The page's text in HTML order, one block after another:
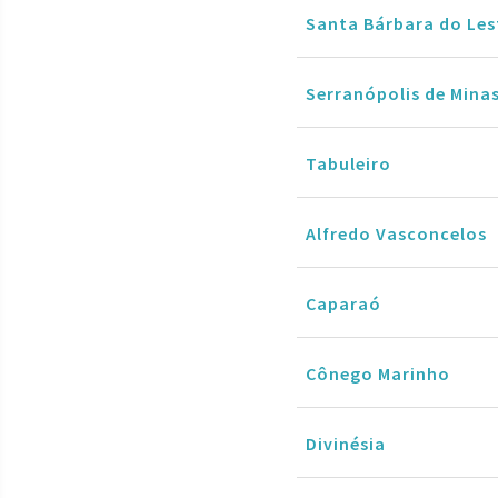
Santa Bárbara do
Serranópolis de
Tabuleiro
Alfredo Vasconcelos
Caparaó
Cônego Marinho
Divinésia